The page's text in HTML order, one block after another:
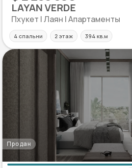
LAYAN VERDE
Пхукет | Лаян | Апартаменты
4 спальни 2 этаж 394 кв.м
Продан